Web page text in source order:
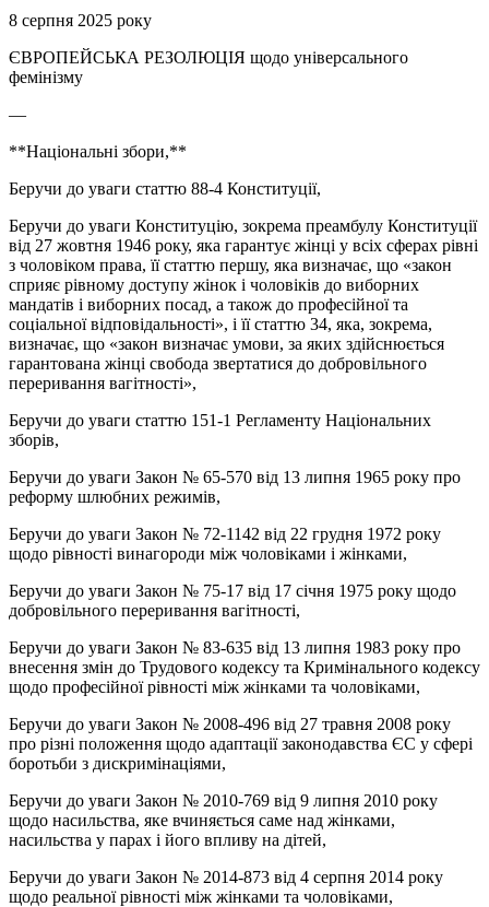
8 серпня 2025 року
ЄВРОПЕЙСЬКА РЕЗОЛЮЦІЯ щодо універсального
фемінізму
—
**Національні збори,**
Беручи до уваги статтю 88-4 Конституції,
Беручи до уваги Конституцію, зокрема преамбулу Конституції
від 27 жовтня 1946 року, яка гарантує жінці у всіх сферах рівні
з чоловіком права, її статтю першу, яка визначає, що «закон
сприяє рівному доступу жінок і чоловіків до виборних
мандатів і виборних посад, а також до професійної та
соціальної відповідальності», і її статтю 34, яка, зокрема,
визначає, що «закон визначає умови, за яких здійснюється
гарантована жінці свобода звертатися до добровільного
переривання вагітності»,
Беручи до уваги статтю 151-1 Регламенту Національних
зборів,
Беручи до уваги Закон № 65-570 від 13 липня 1965 року про
реформу шлюбних режимів,
Беручи до уваги Закон № 72-1142 від 22 грудня 1972 року
щодо рівності винагороди між чоловіками і жінками,
Беручи до уваги Закон № 75-17 від 17 січня 1975 року щодо
добровільного переривання вагітності,
Беручи до уваги Закон № 83-635 від 13 липня 1983 року про
внесення змін до Трудового кодексу та Кримінального кодексу
щодо професійної рівності між жінками та чоловіками,
Беручи до уваги Закон № 2008-496 від 27 травня 2008 року
про різні положення щодо адаптації законодавства ЄС у сфері
боротьби з дискримінаціями,
Беручи до уваги Закон № 2010-769 від 9 липня 2010 року
щодо насильства, яке вчиняється саме над жінками,
насильства у парах і його впливу на дітей,
Беручи до уваги Закон № 2014-873 від 4 серпня 2014 року
щодо реальної рівності між жінками та чоловіками,